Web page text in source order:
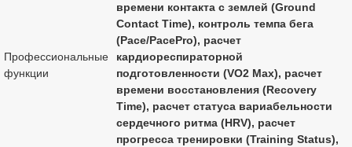
Профессиональные
функции
времени контакта с землей (Ground
Contact Time), контроль темпа бега
(Pace/PacePro), расчет
кардиореспираторной
подготовленности (VO2 Max), расчет
времени восстановления (Recovery
Time), расчет статуса вариабельности
сердечного ритма (HRV), расчет
прогресса тренировки (Training Status),